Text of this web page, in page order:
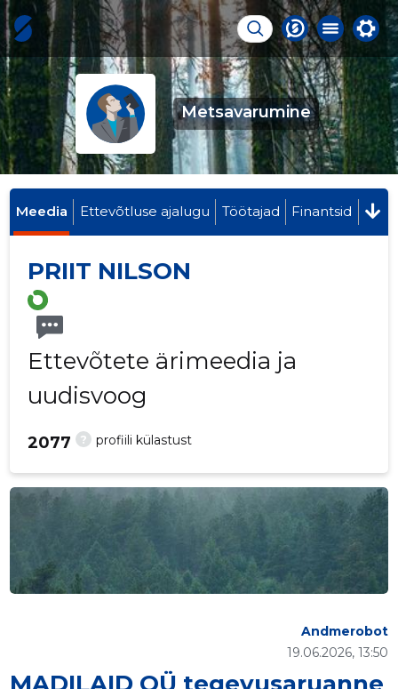
Metsavarumine
Meedia Ettevõtluse ajalugu Töötajad Finantsid
PRIIT NILSON
Ettevõtete ärimeedia ja
uudisvoog
? profiili külastust
2077
19.06.2026, 13:50
Andmerobot